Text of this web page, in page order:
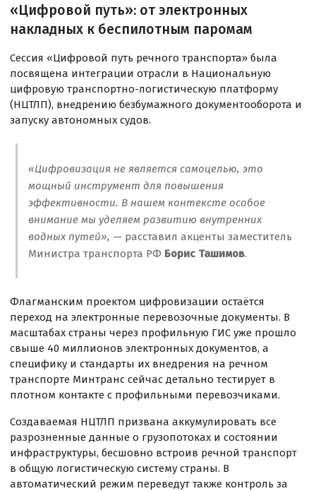
«Цифровой путь»: от электронных
накладных к беспилотным паромам
Сессия «Цифровой путь речного транспорта» была
посвящена интеграции отрасли в Национальную
цифровую транспортно-логистическую платформу
(НЦТЛП), внедрению безбумажного документооборота и
запуску автономных судов.
«Цифровизация не является самоцелью, это
мощный инструмент для повышения
эффективности. В нашем контексте особое
внимание мы уделяем развитию внутренних
водных путей», — расставил акценты заместитель
Министра транспорта РФ Борис Ташимов.
Флагманским проектом цифровизации остаётся
переход на электронные перевозочные документы. В
масштабах страны через профильную ГИС уже прошло
свыше 40 миллионов электронных документов, а
специфику и стандарты их внедрения на речном
транспорте Минтранс сейчас детально тестирует в
плотном контакте с профильными перевозчиками.
Создаваемая НЦТЛП призвана аккумулировать все
разрозненные данные о грузопотоках и состоянии
инфраструктуры, бесшовно встроив речной транспорт
в общую логистическую систему страны. В
автоматический режим переведут также контроль за